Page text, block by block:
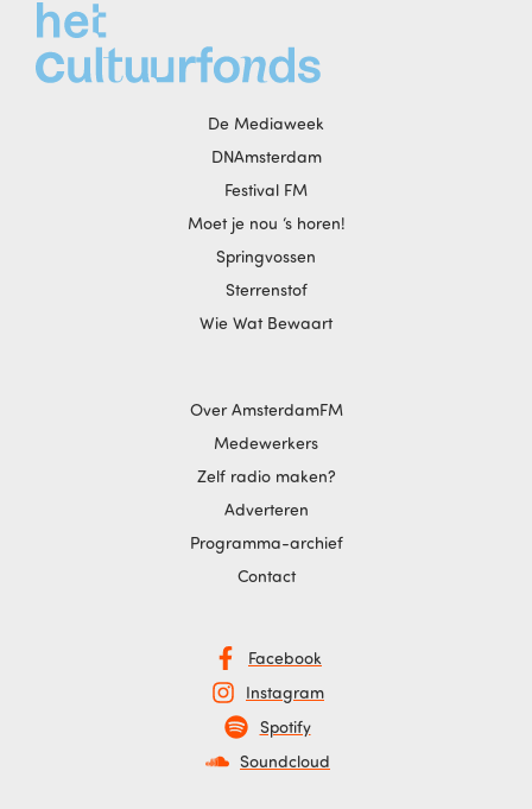
De Mediaweek
DNAmsterdam
Festival FM
Moet je nou ‘s horen!
Springvossen
Sterrenstof
Wie Wat Bewaart
Over AmsterdamFM
Medewerkers
Zelf radio maken?
Adverteren
Programma-archief
Contact
Facebook
Instagram
Spotify
Soundcloud